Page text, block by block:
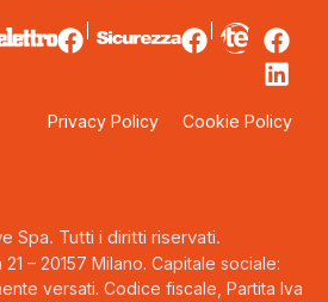
Privacy Policy Cookie Policy
Spa. Tutti i diritti riservati.
– 20157 Milano. Capitale sociale:
versati. Codice fiscale, Partita Iva